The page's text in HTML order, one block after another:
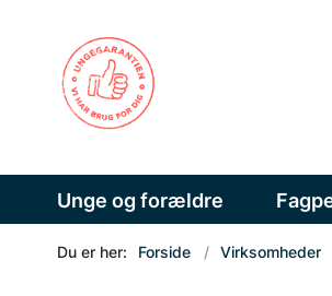
Unge og forældre
Du er her: Forside Virksomheder